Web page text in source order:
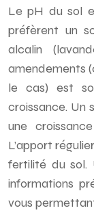
Le pH du sol
préfèrent un
alcalin
amendements
le cas) est
croissance. Un
une
L’apport
fertilité du sol.
informations
vous